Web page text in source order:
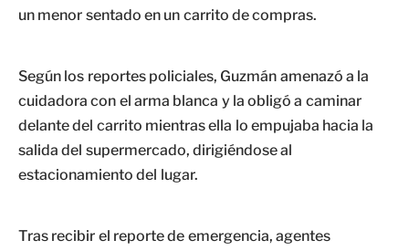
un menor sentado en un carrito de compras.
Según los reportes policiales, Guzmán amenazó a la
cuidadora con el arma blanca y la obligó a caminar
delante del carrito mientras ella lo empujaba hacia la
salida del supermercado, dirigiéndose al
estacionamiento del lugar.
Tras recibir el reporte de emergencia, agentes